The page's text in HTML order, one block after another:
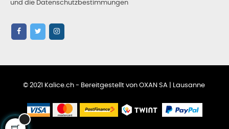
und die Datenschutzbestimmungen
© 2021 Kalice.ch - Bereitgestellt von OXAN SA | Lausanne